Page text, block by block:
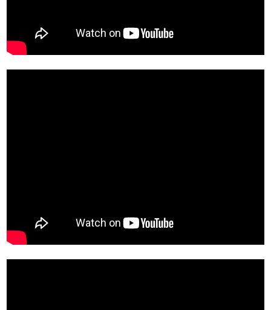
https://www.youtube.com/watch?v=w8uVieYFsTQ
https://www.youtube.com/watch?
v=RMyQIMQqvHo